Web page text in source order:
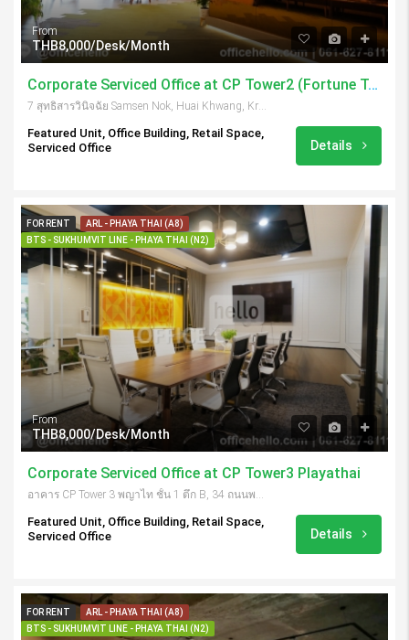
From
THB8,000/Desk/Month
Corporate Serviced Office at CP Tower2 (Fortune Town)
7 สุทธิสารวินิจฉัย Samsen Nok, Huai Khwang, Krung Thep Maha Nakhon 10310, Thailand
Featured Unit, Office Building, Retail Space,
Serviced Office
Details
FOR RENT
ARL - PHAYA THAI (A8)
BTS - SUKHUMVIT LINE - PHAYA THAI (N2)
From
THB8,000/Desk/Month
Corporate Serviced Office at CP Tower3 Playathai
Featured Unit, Office Building, Retail Space,
Serviced Office
Details
FOR RENT
ARL - PHAYA THAI (A8)
BTS - SUKHUMVIT LINE - PHAYA THAI (N2)